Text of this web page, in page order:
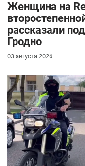
Женщина на
рассказали
Гродно
03 августа 2026